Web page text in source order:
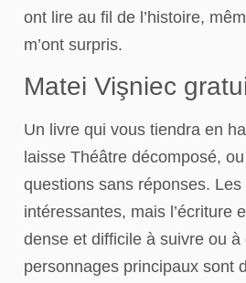
ont lire au fil de l’histoire,
m’ont surpris.
Matei Vişniec
Un livre qui vous tiendra en
laisse Théâtre décomposé,
questions sans réponses.
intéressantes, mais l’écriture
dense et difficile à suivre ou
personnages principaux sont